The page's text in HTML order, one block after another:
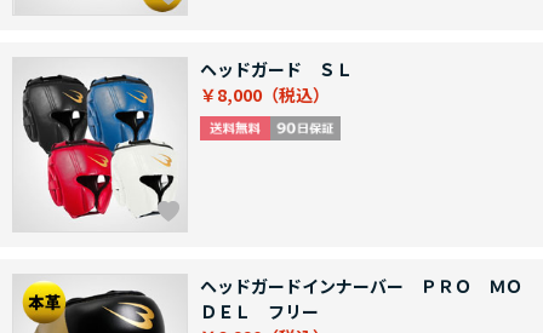
ヘッドガード ＳＬ
￥8,000
ヘッドガードインナーバー ＰＲＯ ＭＯ
ＤＥＬ フリー